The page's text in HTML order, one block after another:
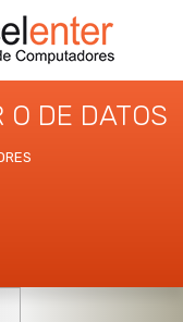
O DE DATOS